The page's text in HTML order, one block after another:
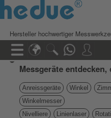
Hersteller hochwertiger
Messgeräte
Anreissgeräte Winkel
Winkelmesser
Nivelliere
Linienlaser